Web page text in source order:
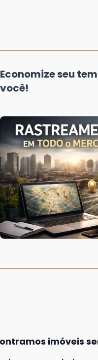
Economize seu
você!
imóveis